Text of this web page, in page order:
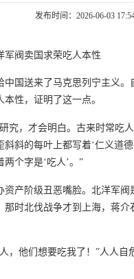
发布时间：2026-06-03
军阀卖国求荣吃人本性
中国送来了马克思列宁主义
性，证明了这一点。
究，才会明白。古来时常吃
斜的每叶上都写着‘仁义道
个字是‘吃人’。”
产阶级丑恶嘴脸。北洋军阀
那时北伐战争才到上海，蒋
，他们想要吃我了！”人人